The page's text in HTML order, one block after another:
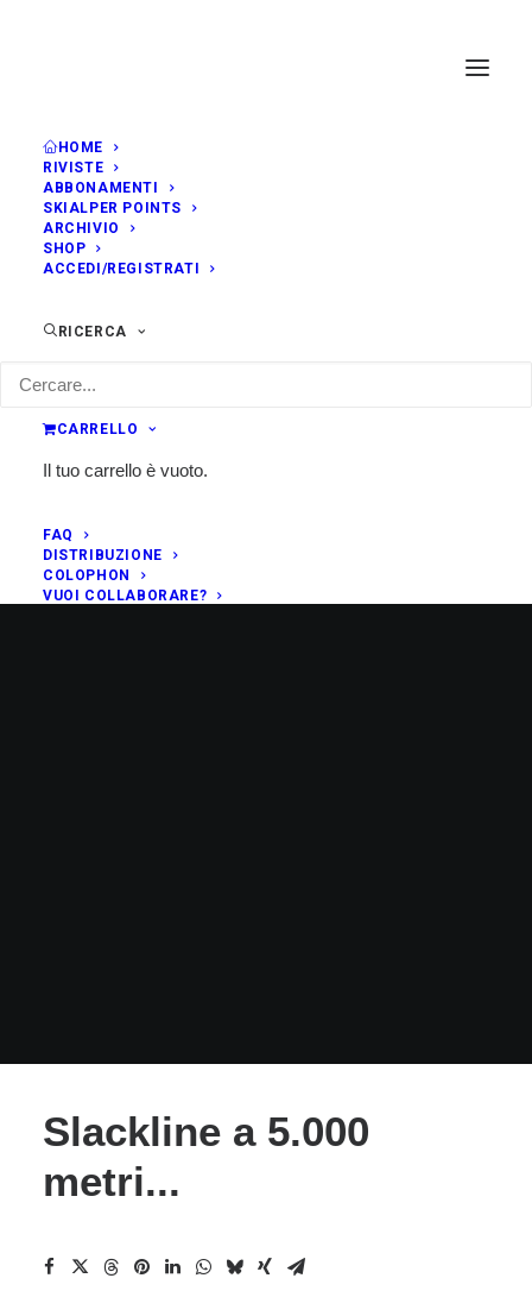
HOME
RIVISTE
ABBONAMENTI
SKIALPER POINTS
ARCHIVIO
SHOP
ACCEDI/REGISTRATI
RICERCA
CARRELLO
Il tuo carrello è vuoto.
FAQ
DISTRIBUZIONE
COLOPHON
VUOI COLLABORARE?
Slackline a 5.000
metri...